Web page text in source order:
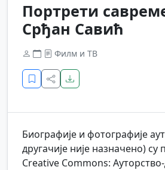
Портрети
Срђан Савић
Филм и ТВ
Биографије и фотографије
другачије није назначено)
Creative Commons: